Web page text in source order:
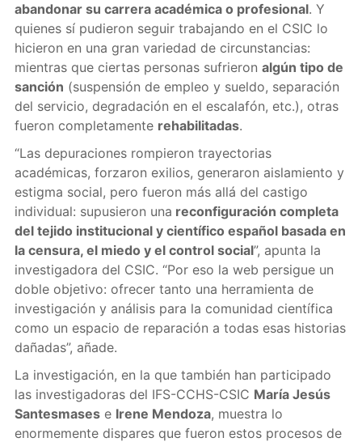
abandonar su carrera académica o profesional. Y
quienes sí pudieron seguir trabajando en el CSIC lo
hicieron en una gran variedad de circunstancias:
mientras que ciertas personas sufrieron algún tipo de
sanción (suspensión de empleo y sueldo, separación
del servicio, degradación en el escalafón, etc.), otras
fueron completamente rehabilitadas.
“Las depuraciones rompieron trayectorias
académicas, forzaron exilios, generaron aislamiento y
estigma social, pero fueron más allá del castigo
individual: supusieron una reconfiguración completa
del tejido institucional y científico español basada en
la censura, el miedo y el control social”, apunta la
investigadora del CSIC. “Por eso la web persigue un
doble objetivo: ofrecer tanto una herramienta de
investigación y análisis para la comunidad científica
como un espacio de reparación a todas esas historias
dañadas”, añade.
La investigación, en la que también han participado
las investigadoras del IFS-CCHS-CSIC María Jesús
Santesmasese Irene Mendoza, muestra lo
enormemente dispares que fueron estos procesos de